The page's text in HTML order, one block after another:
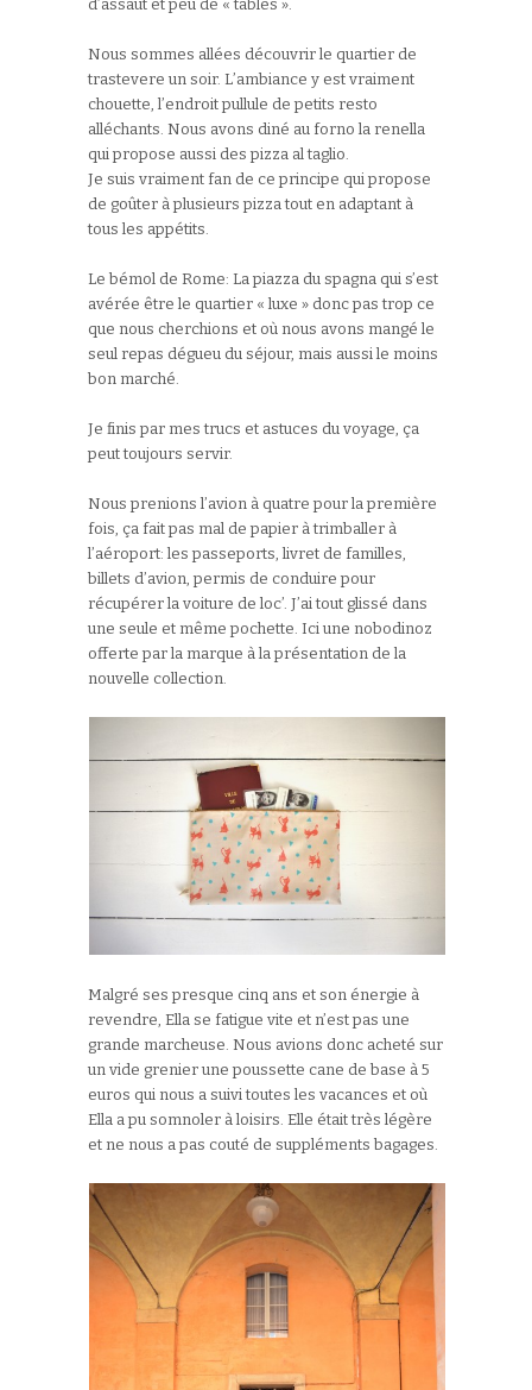
d’assaut et peu de « tables ».
Nous sommes allées découvrir le quartier de
trastevere un soir. L’ambiance y est vraiment
chouette, l’endroit pullule de petits resto
alléchants. Nous avons diné au forno la renella
qui propose aussi des pizza al taglio.
Je suis vraiment fan de ce principe qui propose
de goûter à plusieurs pizza tout en adaptant à
tous les appétits.
Le bémol de Rome: La piazza du spagna qui s’est
avérée être le quartier « luxe » donc pas trop ce
que nous cherchions et où nous avons mangé le
seul repas dégueu du séjour, mais aussi le moins
bon marché.
Je finis par mes trucs et astuces du voyage, ça
peut toujours servir.
Nous prenions l’avion à quatre pour la première
fois, ça fait pas mal de papier à trimballer à
l’aéroport: les passeports, livret de familles,
billets d’avion, permis de conduire pour
récupérer la voiture de loc’. J’ai tout glissé dans
une seule et même pochette. Ici une nobodinoz
offerte par la marque à la présentation de la
nouvelle collection.
Malgré ses presque cinq ans et son énergie à
revendre, Ella se fatigue vite et n’est pas une
grande marcheuse. Nous avions donc acheté sur
un vide grenier une poussette cane de base à 5
euros qui nous a suivi toutes les vacances et où
Ella a pu somnoler à loisirs. Elle était très légère
et ne nous a pas couté de suppléments bagages.